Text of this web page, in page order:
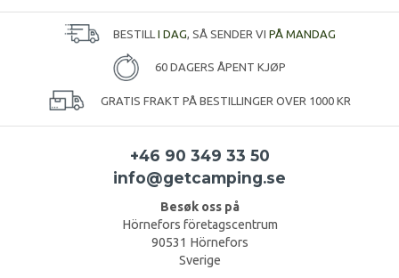
BESTILL I DAG, SÅ SENDER VI PÅ MANDAG
60 DAGERS ÅPENT KJØP
GRATIS FRAKT PÅ BESTILLINGER OVER 1000 KR
+46 90 349 33 50
info@getcamping.se
Besøk oss på
Hörnefors företagscentrum
90531 Hörnefors
Sverige